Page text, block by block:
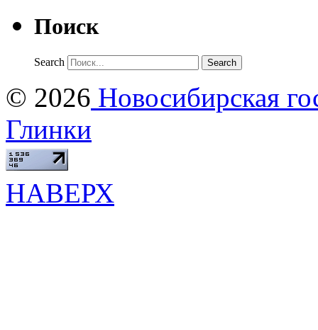
Поиск
Search
© 2026 Новосибирская
Глинки
НАВЕРХ